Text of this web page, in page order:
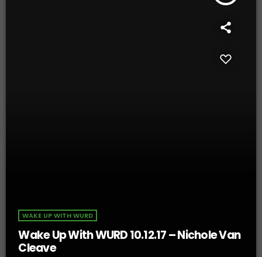
WAKE UP WITH WURD
Wake Up With WURD 10.12.17 – Nichole Van
Cleave